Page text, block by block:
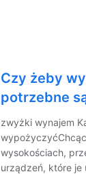
Czy żeby
potrzebne
zwyżki wynajem
wysokościach,
urządzeń, które je